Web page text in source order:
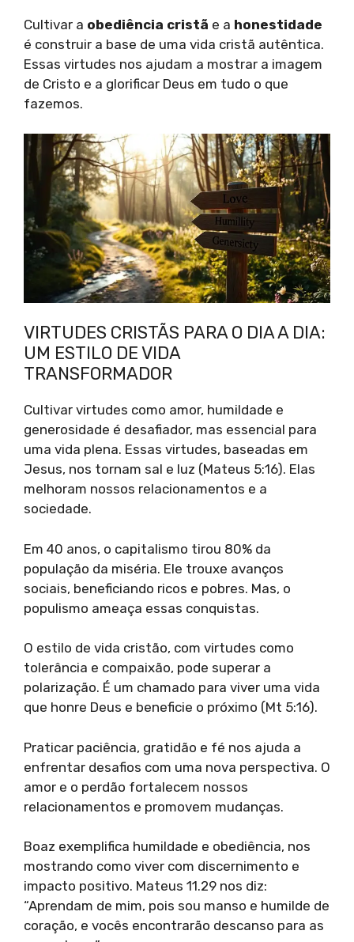
Cultivar a obediência cristã e a honestidade
é construir a base de uma vida cristã autêntica.
Essas virtudes nos ajudam a mostrar a imagem
de Cristo e a glorificar Deus em tudo o que
fazemos.
VIRTUDES CRISTÃS PARA O DIA A DIA:
UM ESTILO DE VIDA
TRANSFORMADOR
Cultivar virtudes como amor, humildade e
generosidade é desafiador, mas essencial para
uma vida plena. Essas virtudes, baseadas em
Jesus, nos tornam sal e luz (Mateus 5:16). Elas
melhoram nossos relacionamentos e a
sociedade.
Em 40 anos, o capitalismo tirou 80% da
população da miséria. Ele trouxe avanços
sociais, beneficiando ricos e pobres. Mas, o
populismo ameaça essas conquistas.
O estilo de vida cristão, com virtudes como
tolerância e compaixão, pode superar a
polarização. É um chamado para viver uma vida
que honre Deus e beneficie o próximo (Mt 5:16).
Praticar paciência, gratidão e fé nos ajuda a
enfrentar desafios com uma nova perspectiva. O
amor e o perdão fortalecem nossos
relacionamentos e promovem mudanças.
Boaz exemplifica humildade e obediência, nos
mostrando como viver com discernimento e
impacto positivo. Mateus 11.29 nos diz:
“Aprendam de mim, pois sou manso e humilde de
coração, e vocês encontrarão descanso para as